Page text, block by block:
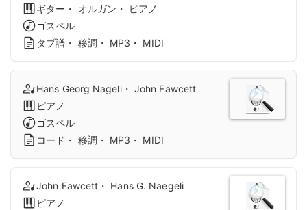
ギター・ オルガン・ ピアノ
ゴスペル
タブ譜・ 移調・ MP3・ MIDI
Hans Georg Nageli・ John Fawcett
ピアノ
ゴスペル
コード・ 移調・ MP3・ MIDI
John Fawcett・ Hans G. Naegeli
ピアノ